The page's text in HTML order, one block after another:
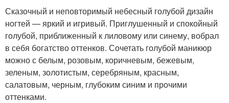
Сказочный и неповторимый небесный голубой дизайн
ногтей — яркий и игривый. Приглушенный и спокойный
голубой, приближенный к лиловому или синему, вобрал
в себя богатство оттенков. Сочетать голубой маникюр
можно с белым, розовым, коричневым, бежевым,
зеленым, золотистым, серебряным, красным,
салатовым, черным, глубоким синим и прочими
оттенками.